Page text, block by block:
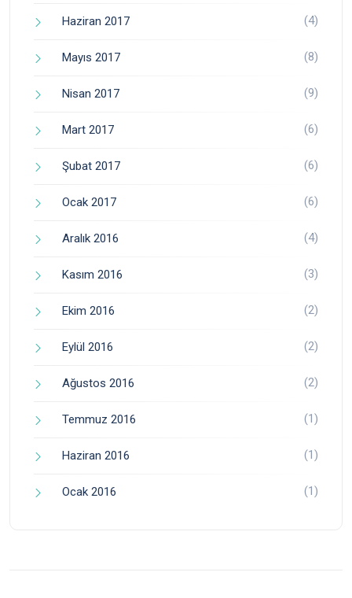
Haziran 2017 (4)
Mayıs 2017 (8)
Nisan 2017 (9)
Mart 2017 (6)
Şubat 2017 (6)
Ocak 2017 (6)
Aralık 2016 (4)
Kasım 2016 (3)
Ekim 2016 (2)
Eylül 2016 (2)
Ağustos 2016 (2)
Temmuz 2016 (1)
Haziran 2016 (1)
Ocak 2016 (1)